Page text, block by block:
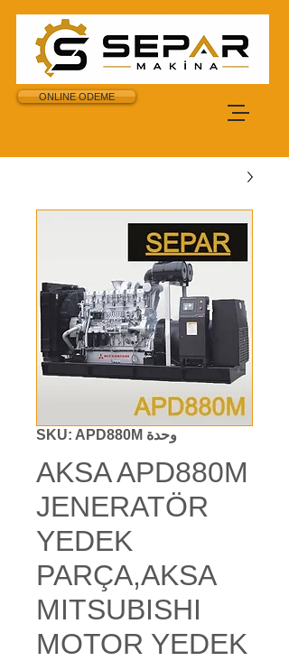
ONLINE ODEME
وحدة SKU: APD880M
AKSA APD880M
JENERATÖR
YEDEK
PARÇA,AKSA
MITSUBISHI
MOTOR YEDEK